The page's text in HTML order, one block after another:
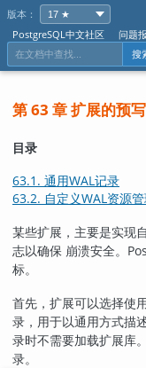
版本：
PostgreSQL中文社区
问题
搜
第 63 章 扩展的预
目录
63.1. 通用WAL记录
63.2. 自定义WAL资源
某些扩展，主要是实现
志以确保 崩溃安全。
标。
首先，扩展可以选择使
录，用于以通用方式描
录时不需要加载扩展库
录。